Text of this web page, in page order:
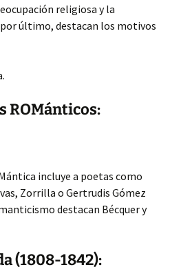
religiosa y la
último, destacan los motivos
ROMánticos:
incluye a poetas como
Zorrilla o Gertrudis Gómez
destacan Bécquer y
(1808-1842):